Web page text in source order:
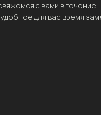
с вами в течение
для вас время